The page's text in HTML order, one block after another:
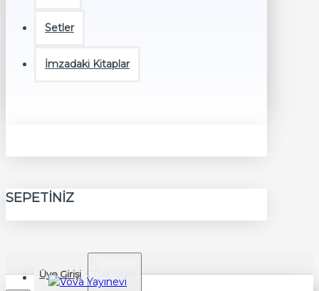
Setler
İmzadaki Kitaplar
SEPETINIZ
Üye Girişi
TRY